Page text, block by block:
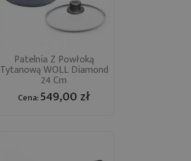
Patelnia Z Powłoką
Tytanową WOLL Diamond
24 Cm
Cena:549,00 zł